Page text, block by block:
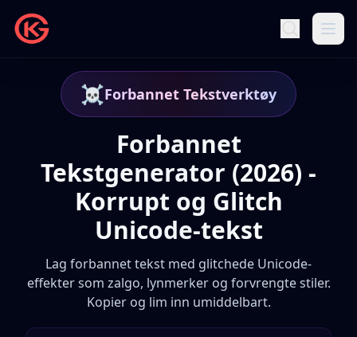
☠️Forbannet Tekstverktøy
Forbannet
Tekstgenerator (2026) -
Korrupt og Glitch
Unicode-tekst
Lag forbannet tekst med glitchede Unicode-
effekter som zalgo, lynmerker og forvrengte stiler.
Kopier og lim inn umiddelbart.